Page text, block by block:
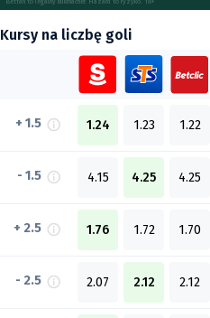
Kursy na liczbę goli
+ 1.5 1.24 1.23 1.22
- 1.5 4.15 4.25 4.25
+ 2.5 1.76 1.72 1.70
- 2.5 2.07 2.12 2.12